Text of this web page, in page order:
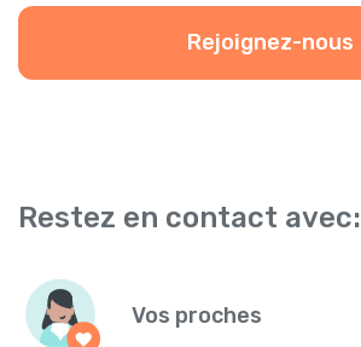
Rejoignez-nous
Restez en contact avec:
Vos proches